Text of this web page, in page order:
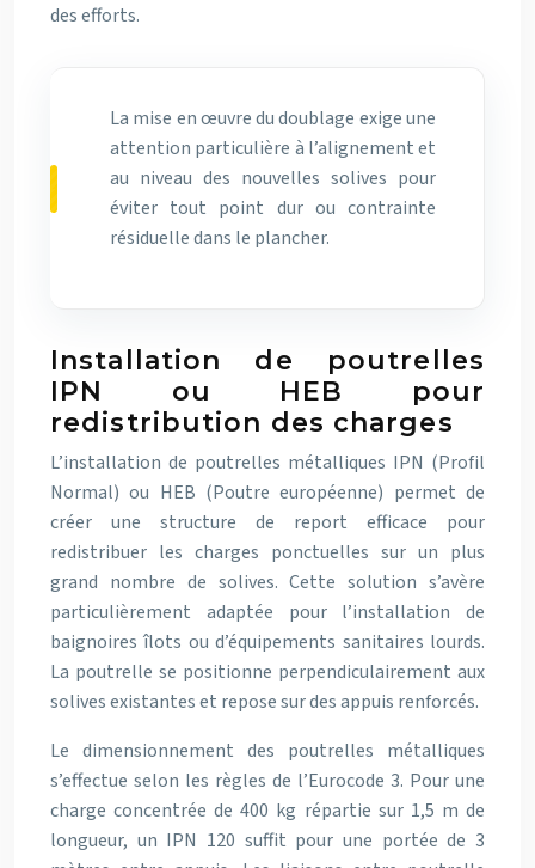
des efforts.
La mise en œuvre du doublage exige une
attention particulière à l’alignement et
au niveau des nouvelles solives pour
éviter tout point dur ou contrainte
résiduelle dans le plancher.
Installation de poutrelles
IPN ou HEB pour
redistribution des charges
L’installation de poutrelles métalliques IPN (Profil
Normal) ou HEB (Poutre européenne) permet de
créer une structure de report efficace pour
redistribuer les charges ponctuelles sur un plus
grand nombre de solives. Cette solution s’avère
particulièrement adaptée pour l’installation de
baignoires îlots ou d’équipements sanitaires lourds.
La poutrelle se positionne perpendiculairement aux
solives existantes et repose sur des appuis renforcés.
Le dimensionnement des poutrelles métalliques
s’effectue selon les règles de l’Eurocode 3. Pour une
charge concentrée de 400 kg répartie sur 1,5 m de
longueur, un IPN 120 suffit pour une portée de 3